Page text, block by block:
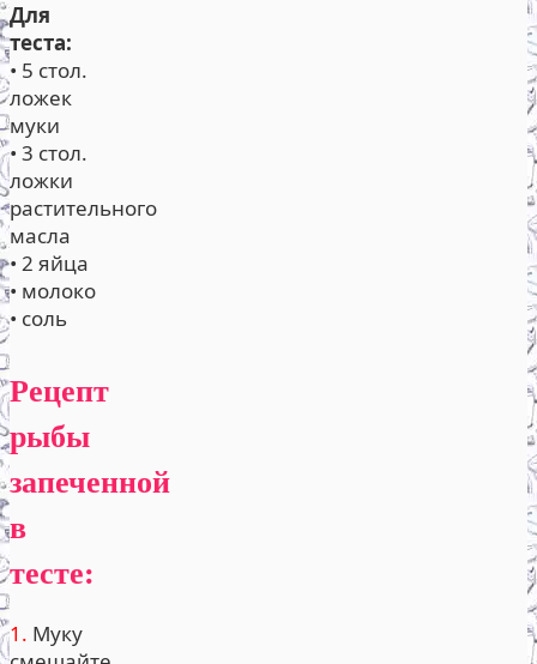
Для
теста:
• 5 стол.
ложек
муки
• 3 стол.
ложки
растительного
масла
• 2 яйца
• молоко
• соль
Рецепт
рыбы
запеченной
в
тесте:
1. Муку